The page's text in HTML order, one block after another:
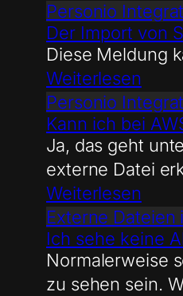
Personio
Der Import von
Diese Meldung
Weiterlesen
Personio
Kann ich bei
Ja, das geht
externe Datei
Weiterlesen
Externe
Ich sehe keine
Normalerweise
zu sehen sein.